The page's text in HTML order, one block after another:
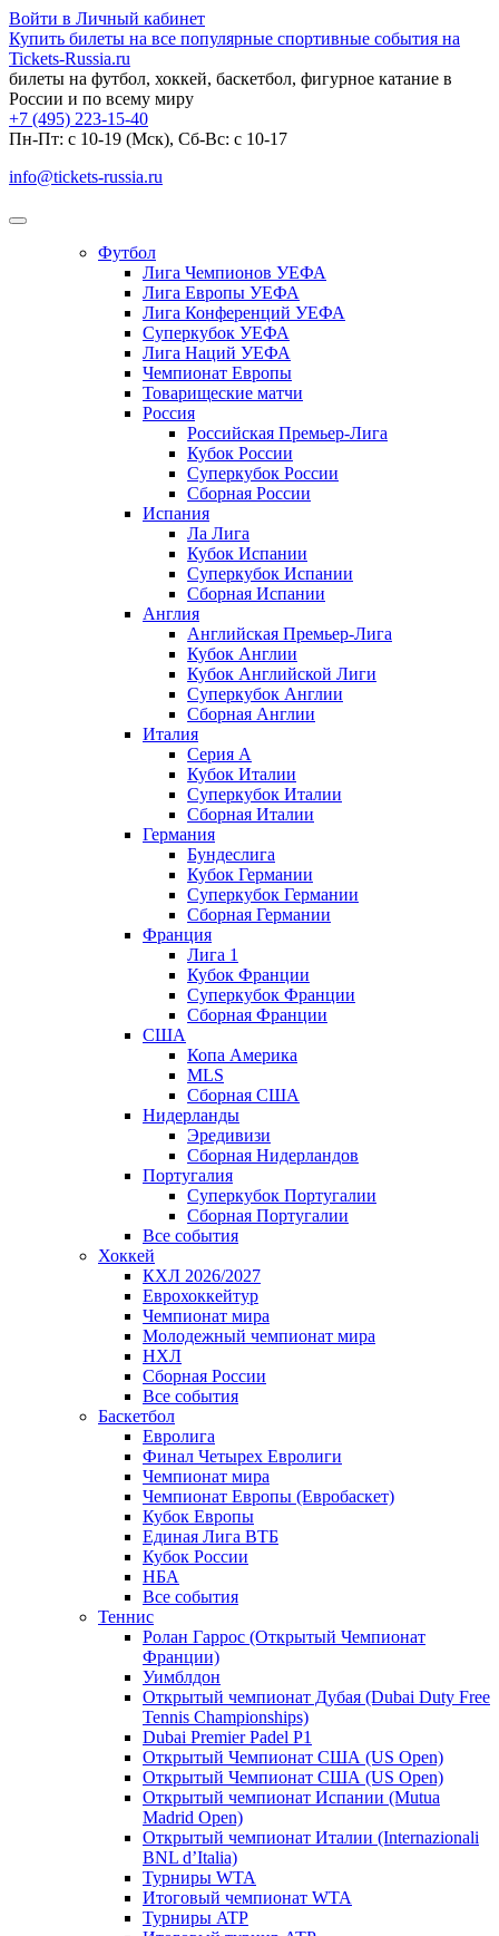
Войти в Личный кабинет
Купить билеты на все популярные спортивные события на
Tickets-Russia.ru
билеты на футбол, хоккей, баскетбол, фигурное катание в
России и по всему миру
+7 (495) 223-15-40
Пн-Пт: c 10-19 (Мск), Сб-Вс: с 10-17
info@tickets-russia.ru
Футбол
Лига Чемпионов УЕФА
Лига Европы УЕФА
Лига Конференций УЕФА
Суперкубок УЕФА
Лига Наций УЕФА
Чемпионат Европы
Товарищеские матчи
Россия
Российская Премьер-Лига
Кубок России
Суперкубок России
Сборная России
Испания
Ла Лига
Кубок Испании
Суперкубок Испании
Сборная Испании
Англия
Английская Премьер-Лига
Кубок Англии
Кубок Английской Лиги
Суперкубок Англии
Сборная Англии
Италия
Серия А
Кубок Италии
Суперкубок Италии
Сборная Италии
Германия
Бундеслига
Кубок Германии
Суперкубок Германии
Сборная Германии
Франция
Лига 1
Кубок Франции
Суперкубок Франции
Сборная Франции
США
Копа Америка
MLS
Сборная США
Нидерланды
Эредивизи
Сборная Нидерландов
Португалия
Суперкубок Португалии
Сборная Португалии
Все события
Хоккей
КХЛ 2026/2027
Еврохоккейтур
Чемпионат мира
Молодежный чемпионат мира
НХЛ
Сборная России
Все события
Баскетбол
Евролига
Финал Четырех Евролиги
Чемпионат мира
Чемпионат Европы (Евробаскет)
Кубок Европы
Единая Лига ВТБ
Кубок России
НБА
Все события
Теннис
Ролан Гаррос (Открытый Чемпионат
Франции)
Уимблдон
Открытый чемпионат Дубая (Dubai Duty Free
Tennis Championships)
Dubai Premier Padel P1
Открытый Чемпионат США (US Open)
Открытый Чемпионат США (US Open)
Открытый чемпионат Испании (Mutua
Madrid Open)
Открытый чемпионат Италии (Internazionali
BNL d’Italia)
Турниры WTA
Итоговый чемпионат WTA
Турниры ATP